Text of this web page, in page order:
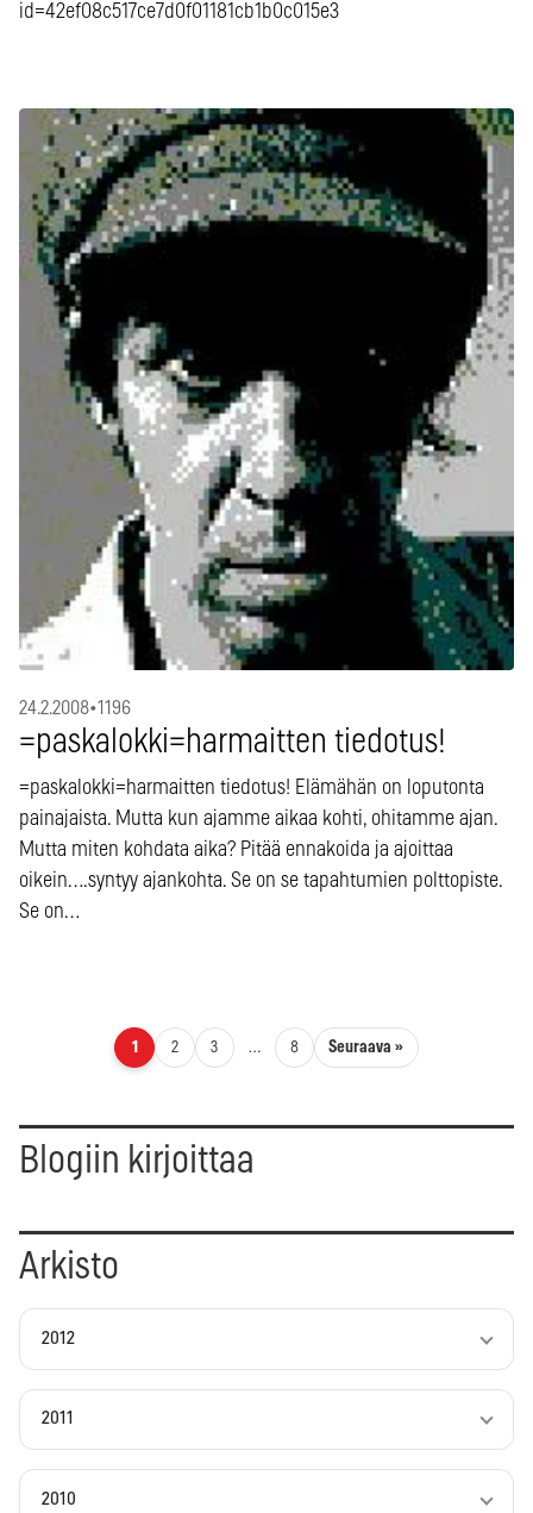
id=42ef08c517ce7d0f01181cb1b0c015e3
24.2.2008•1196
=paskalokki=harmaitten tiedotus!
=paskalokki=harmaitten tiedotus! Elämähän on loputonta
painajaista. Mutta kun ajamme aikaa kohti, ohitamme ajan.
Mutta miten kohdata aika? Pitää ennakoida ja ajoittaa
oikein….syntyy ajankohta. Se on se tapahtumien polttopiste.
Se on…
Artikkelien sivutus
1 2 3 … 8 Seuraava »
Blogiin kirjoittaa
Arkisto
2012
2011
2010